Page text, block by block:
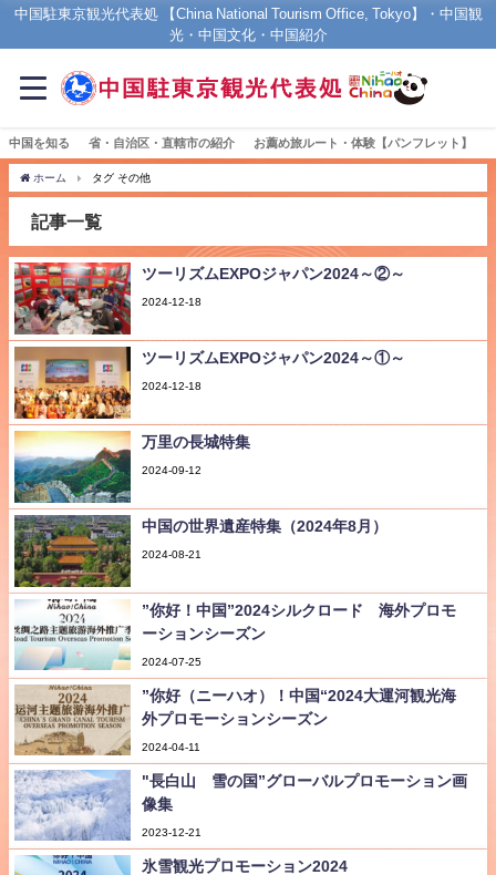
中国駐東京観光代表処 【China National Tourism Office, Tokyo】・中国観
光・中国文化・中国紹介
中国を知る 省・自治区・直轄市の紹介 お薦め旅ルート・体験【パンフレット】
ホーム タグ その他
記事一覧
ツーリズムEXPOジャパン2024～②～
2024-12-18
ツーリズムEXPOジャパン2024～①～
2024-12-18
万里の長城特集
2024-09-12
中国の世界遺産特集（2024年8月）
2024-08-21
”你好！中国”2024シルクロード 海外プロモ
ーションシーズン
2024-07-25
”你好（ニーハオ）！中国“2024大運河観光海
外プロモーションシーズン
2024-04-11
"長白山 雪の国”グローバルプロモーション画
像集
2023-12-21
氷雪観光プロモーション2024